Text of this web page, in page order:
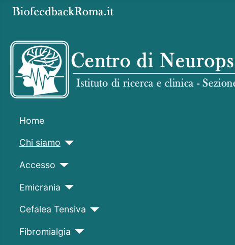
Home
Chi siamo
Accesso
Emicrania
Cefalea Tensiva
Fibromialgia